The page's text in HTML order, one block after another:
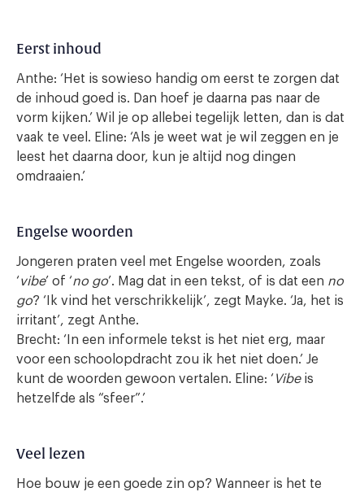
Eerst inhoud
Anthe: ‘Het is sowieso handig om eerst te zorgen dat
de inhoud goed is. Dan hoef je daarna pas naar de
vorm kijken.’ Wil je op allebei tegelijk letten, dan is dat
vaak te veel. Eline: ‘Als je weet wat je wil zeggen en je
leest het daarna door, kun je altijd nog dingen
omdraaien.’
Engelse woorden
Jongeren praten veel met Engelse woorden, zoals
‘vibe’ of ‘no go’. Mag dat in een tekst, of is dat een no
go? ‘Ik vind het verschrikkelijk’, zegt Mayke. ‘Ja, het is
irritant’, zegt Anthe.
Brecht: ‘In een informele tekst is het niet erg, maar
voor een schoolopdracht zou ik het niet doen.’ Je
kunt de woorden gewoon vertalen. Eline: ‘ Vibeis
hetzelfde als “sfeer”.’
Veel lezen
Hoe bouw je een goede zin op? Wanneer is het te